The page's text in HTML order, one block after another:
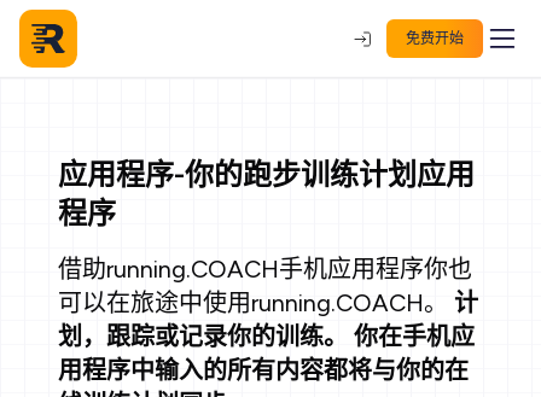
免费开始
应用程序-你的跑步训练计划应用
程序
借助running.COACH手机应用程序你也
可以在旅途中使用running.COACH。
计
划，跟踪或记录你的训练。 你在手机应
用程序中输入的所有内容都将与你的在